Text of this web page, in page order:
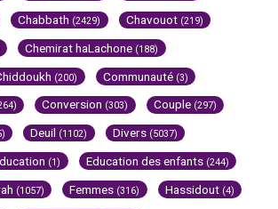
Chabbath (2429) Chavouot (219)
Chemirat haLachone (188)
(200) Communauté (3)
Conversion (303) Couple (297)
Deuil (1102) Divers (5037)
(1) Education des enfants (244)
(1057) Femmes (316) Hassidout (4)